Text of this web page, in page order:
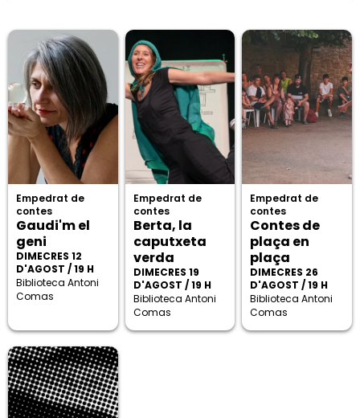
Empedrat de
contes
Gaudi'm el
geni
DIMECRES 12
D'AGOST / 19 H
Biblioteca Antoni
Comas
Empedrat de
contes
Berta, la
caputxeta
verda
DIMECRES 19
D'AGOST / 19 H
Biblioteca Antoni
Comas
Empedrat de
contes
Contes de
plaça en
plaça
DIMECRES 26
D'AGOST / 19 H
Biblioteca Antoni
Comas